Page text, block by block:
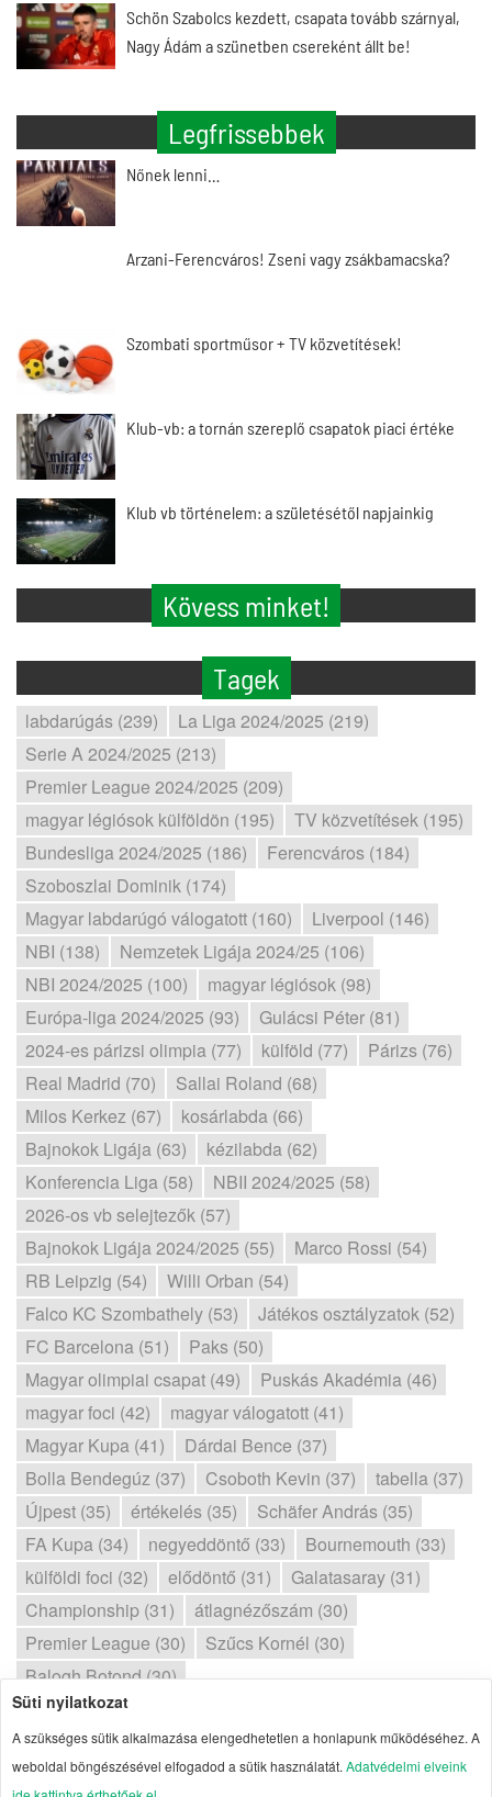
Schön Szabolcs kezdett, csapata tovább szárnyal,
Nagy Ádám a szünetben csereként állt be!
Legfrissebbek
Nőnek lenni…
Arzani-Ferencváros! Zseni vagy zsákbamacska?
Szombati sportműsor + TV közvetítések!
Klub-vb: a tornán szereplő csapatok piaci értéke
Klub vb történelem: a születésétől napjainkig
Kövess minket!
Tagek
labdarúgás (239)
La Liga 2024/2025 (219)
Serie A 2024/2025 (213)
Premier League 2024/2025 (209)
magyar légiósok külföldön (195)
TV közvetítések (195)
Bundesliga 2024/2025 (186)
Ferencváros (184)
Szoboszlai Dominik (174)
Magyar labdarúgó válogatott (160)
Liverpool (146)
NBI (138)
Nemzetek Ligája 2024/25 (106)
NBI 2024/2025 (100)
magyar légiósok (98)
Európa-liga 2024/2025 (93)
Gulácsi Péter (81)
2024-es párizsi olimpia (77)
külföld (77)
Párizs (76)
Real Madrid (70)
Sallai Roland (68)
Milos Kerkez (67)
kosárlabda (66)
Bajnokok Ligája (63)
kézilabda (62)
Konferencia Liga (58)
NBII 2024/2025 (58)
2026-os vb selejtezők (57)
Bajnokok Ligája 2024/2025 (55)
Marco Rossi (54)
RB Leipzig (54)
Willi Orban (54)
Falco KC Szombathely (53)
Játékos osztályzatok (52)
FC Barcelona (51)
Paks (50)
Magyar olimpiai csapat (49)
Puskás Akadémia (46)
magyar foci (42)
magyar válogatott (41)
Magyar Kupa (41)
Dárdai Bence (37)
Bolla Bendegúz (37)
Csoboth Kevin (37)
tabella (37)
Újpest (35)
értékelés (35)
Schäfer András (35)
FA Kupa (34)
negyeddöntő (33)
Bournemouth (33)
külföldi foci (32)
elődöntő (31)
Galatasaray (31)
Championship (31)
átlagnézőszám (30)
Premier League (30)
Szűcs Kornél (30)
Balogh Botond (30)
Szerzői jogok| Adatvédelmi elvek| Süti
Süti nyilatkozat
A szükséges sütik alkalmazása elengedhetetlen a honlapunk működéséhez. A
weboldal böngészésével elfogadod a sütik használatát. Adatvédelmi elveink